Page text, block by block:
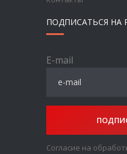
ПОДПИСАТЬСЯ НА
E-mail
Согласие на